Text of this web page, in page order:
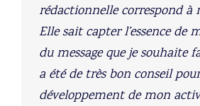
rédactionnelle correspond à
Elle sait capter l’essence de
du message que je souhaite
a été de très bon conseil
développement de mon